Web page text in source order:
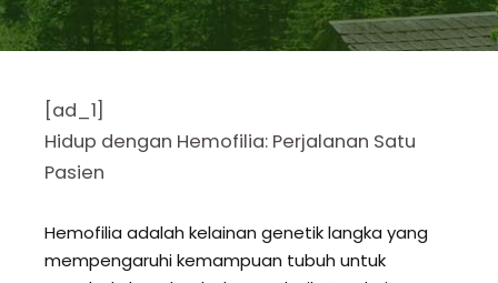
[ad_1]
Hidup dengan Hemofilia: Perjalanan Satu
Pasien
Hemofilia adalah kelainan genetik langka yang
mempengaruhi kemampuan tubuh untuk